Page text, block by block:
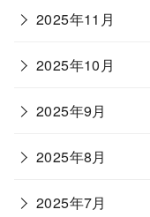
2025年11月
2025年10月
2025年9月
2025年8月
2025年7月